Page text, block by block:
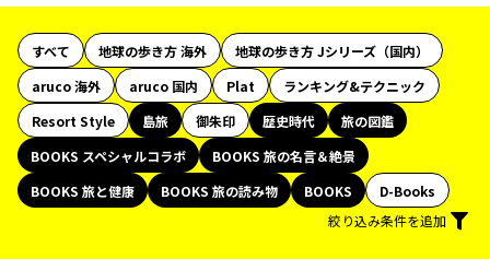
すべて 地球の歩き方 海外
地球の歩き方 Jシリーズ（国内）
aruco 海外
aruco 国内 Plat
ランキング&テクニック
Resort Style
島旅 御朱印 歴史時代
旅の図鑑
BOOKS スペシャルコラボ
BOOKS 旅の名言＆絶景
BOOKS 旅と健康
BOOKS 旅の読み物 BOOKS
D-Books
絞り込み条件を追加